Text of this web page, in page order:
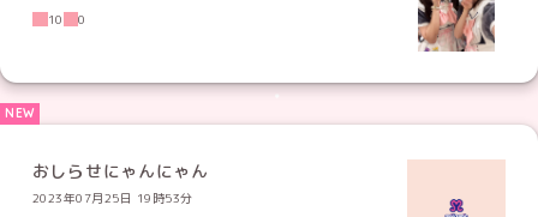
10
0
おしらせにゃんにゃん
2023年07月25日 19時53分